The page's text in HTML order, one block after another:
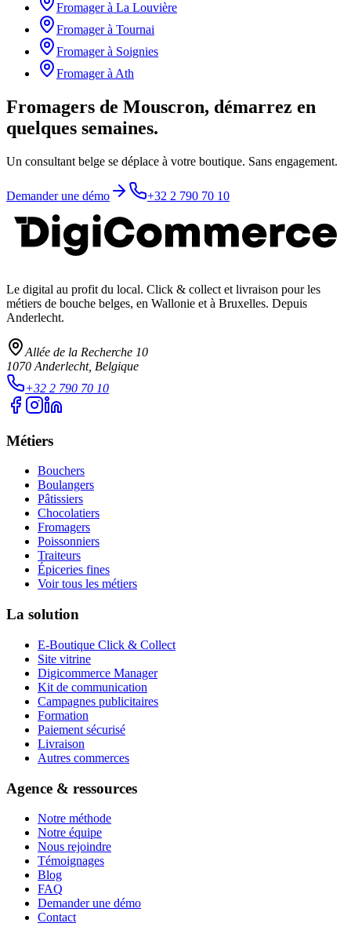
Fromagerà La Louvière
Fromagerà Tournai
Fromagerà Soignies
FromageràAth
Fromagers de Mouscron, démarrez en
quelques semaines.
Un consultant belge se déplace à votre boutique. Sans engagement.
Demander une démo +32 2 790 70 10
Le digital au profit du local. Click & collect et livraison pour les
métiers de bouche belges, en Wallonie et à Bruxelles. Depuis
Anderlecht.
Allée de la Recherche 10
1070 Anderlecht, Belgique
+32 2 790 70 10
Métiers
Bouchers
Boulangers
Pâtissiers
Chocolatiers
Fromagers
Poissonniers
Traiteurs
Épiceries fines
Voir tous les métiers
La solution
E-Boutique Click & Collect
Site vitrine
Digicommerce Manager
Kit de communication
Campagnes publicitaires
Formation
Paiement sécurisé
Livraison
Autres commerces
Agence & ressources
Notre méthode
Notre équipe
Nous rejoindre
Témoignages
Blog
FAQ
Demander une démo
Contact